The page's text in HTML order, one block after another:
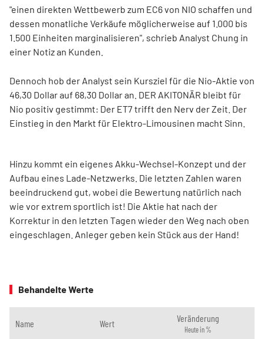
"einen direkten Wettbewerb zum EC6 von NIO schaffen und
dessen monatliche Verkäufe möglicherweise auf 1.000 bis
1.500 Einheiten marginalisieren", schrieb Analyst Chung in
einer Notiz an Kunden.
Dennoch hob der Analyst sein Kursziel für die Nio-Aktie von
46,30 Dollar auf 68,30 Dollar an. DER AKITONÄR bleibt für
Nio positiv gestimmt: Der ET7 trifft den Nerv der Zeit. Der
Einstieg in den Markt für Elektro-Limousinen macht Sinn.
Hinzu kommt ein eigenes Akku-Wechsel-Konzept und der
Aufbau eines Lade-Netzwerks. Die letzten Zahlen waren
beeindruckend gut, wobei die Bewertung natürlich nach
wie vor extrem sportlich ist! Die Aktie hat nach der
Korrektur in den letzten Tagen wieder den Weg nach oben
eingeschlagen. Anleger geben kein Stück aus der Hand!
Behandelte Werte
Name Wert Veränderung
Heute in %